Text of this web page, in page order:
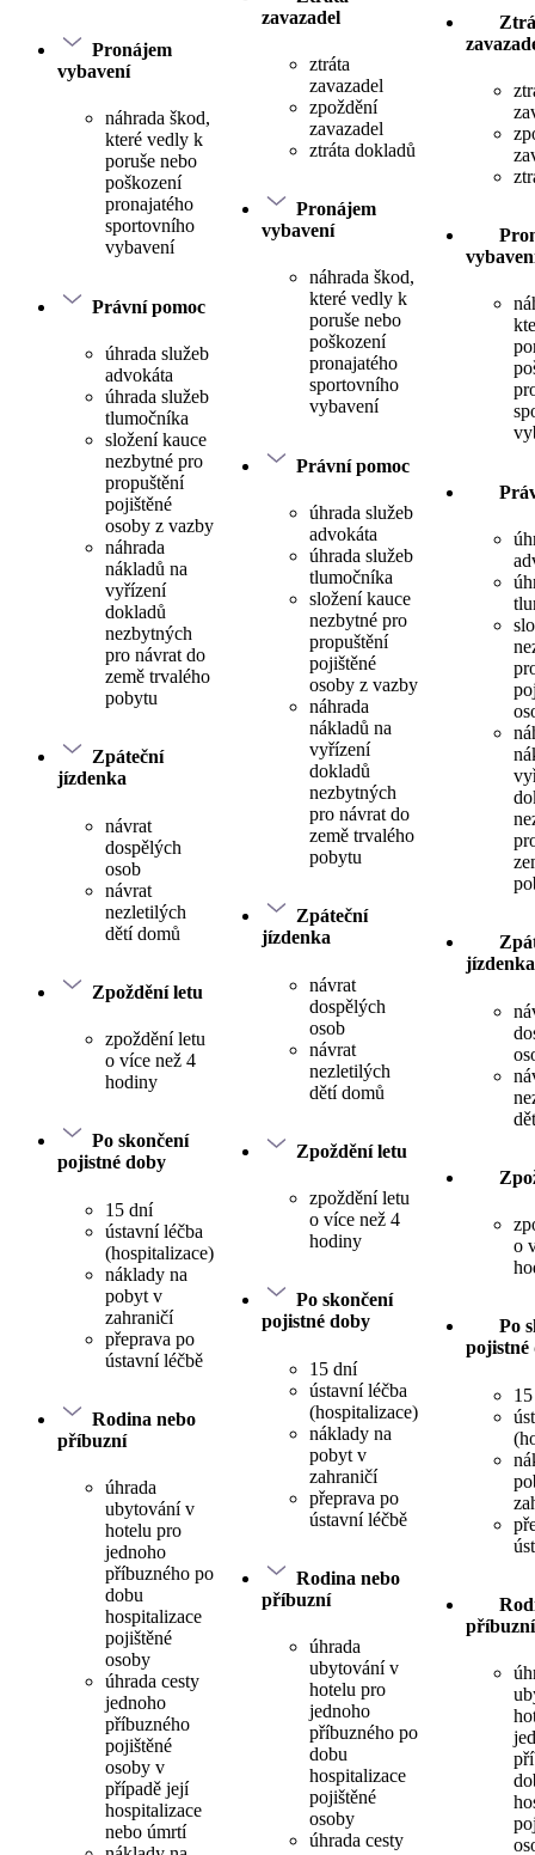
Pronájem
vybavení
náhrada škod,
které vedly k
poruše nebo
poškození
pronajatého
sportovního
vybavení
Právní pomoc
úhrada služeb
advokáta
úhrada služeb
tlumočníka
složení kauce
nezbytné pro
propuštění
pojištěné
osoby z vazby
náhrada
nákladů na
vyřízení
dokladů
nezbytných
pro návrat do
země trvalého
pobytu
Zpáteční
jízdenka
návrat
dospělých
osob
návrat
nezletilých
dětí domů
Zpoždění letu
zpoždění letu
o více než 4
hodiny
Po skončení
pojistné doby
15 dní
ústavní léčba
(hospitalizace)
náklady na
pobyt v
zahraničí
přeprava po
ústavní léčbě
Rodina nebo
příbuzní
úhrada
ubytování v
hotelu pro
jednoho
příbuzného po
dobu
hospitalizace
pojištěné
osoby
úhrada cesty
jednoho
příbuzného
pojištěné
osoby v
případě její
hospitalizace
nebo úmrtí
zavazadel
ztráta
zavazadel
zpoždění
zavazadel
ztráta dokladů
Pronájem
vybavení
náhrada škod,
které vedly k
poruše nebo
poškození
pronajatého
sportovního
vybavení
Právní pomoc
úhrada služeb
advokáta
úhrada služeb
tlumočníka
složení kauce
nezbytné pro
propuštění
pojištěné
osoby z vazby
náhrada
nákladů na
vyřízení
dokladů
nezbytných
pro návrat do
země trvalého
pobytu
Zpáteční
jízdenka
návrat
dospělých
osob
návrat
nezletilých
dětí domů
Zpoždění letu
zpoždění letu
o více než 4
hodiny
Po skončení
pojistné doby
15 dní
ústavní léčba
(hospitalizace)
náklady na
pobyt v
zahraničí
přeprava po
ústavní léčbě
Rodina nebo
příbuzní
úhrada
ubytování v
hotelu pro
jednoho
příbuzného po
dobu
hospitalizace
pojištěné
osoby
úhrada cesty
jízdenka
o
Po
pojistné
příbuzní